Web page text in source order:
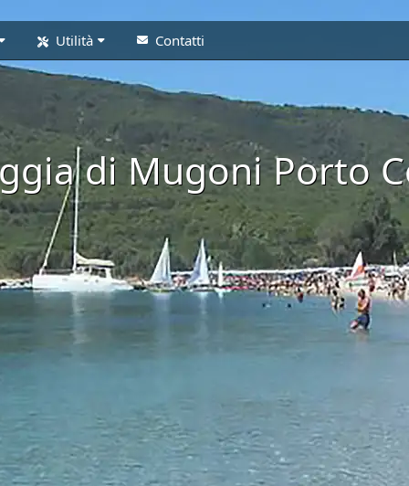
Utilità Contatti
di Mugoni Porto